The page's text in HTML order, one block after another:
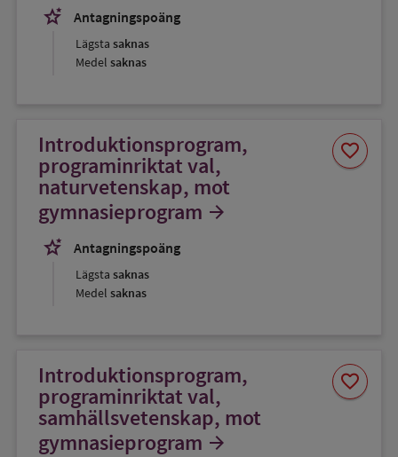
stars_2
Antagningspoäng
Lägsta saknas
Medel saknas
Introduktionsprogram,
programinriktat val,
naturvetenskap, mot
gymnasieprogram arrow_forward
stars_2
Antagningspoäng
Lägsta saknas
Medel saknas
favorite
Spara
som
Introduktionsprogram,
programinriktat val,
samhällsvetenskap, mot
gymnasieprogram arrow_forward
favorite
Spara
som